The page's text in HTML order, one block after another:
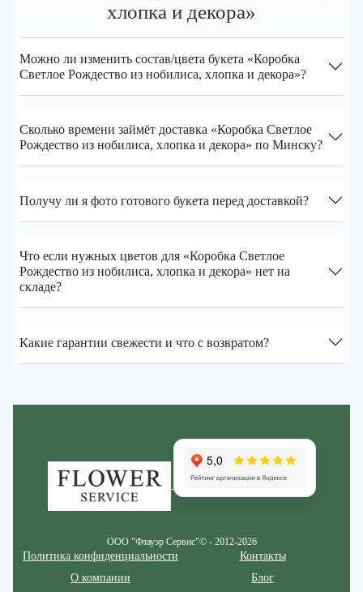
хлопка и декора»
Можно ли изменить состав/цвета букета «Коробка
Светлое Рождество из нобилиса, хлопка и декора»?
Сколько времени займёт доставка «Коробка Светлое
Рождество из нобилиса, хлопка и декора» по Минску?
Получу ли я фото готового букета перед доставкой?
Что если нужных цветов для «Коробка Светлое
Рождество из нобилиса, хлопка и декора» нет на
складе?
Какие гарантии свежести и что с возвратом?
ООО "Флауэр Сервис"© - 2012-2026
Политика конфиденциальности
О компании
Контакты
Блог